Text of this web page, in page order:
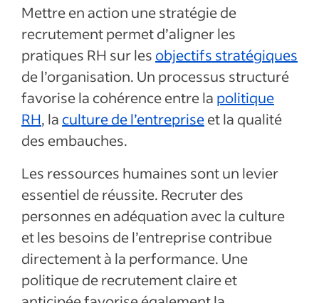
Mettre en action une stratégie de
recrutement permet d’aligner les
pratiques RH sur les objectifs stratégiques
de l’organisation. Un processus structuré
favorise la cohérence entre la politique
RH, la culture de l’entrepriseet la qualité
des embauches.
Les ressources humaines sont un levier
essentiel de réussite. Recruter des
personnes en adéquation avec la culture
et les besoins de l’entreprise contribue
directement à la performance. Une
politique de recrutement claire et